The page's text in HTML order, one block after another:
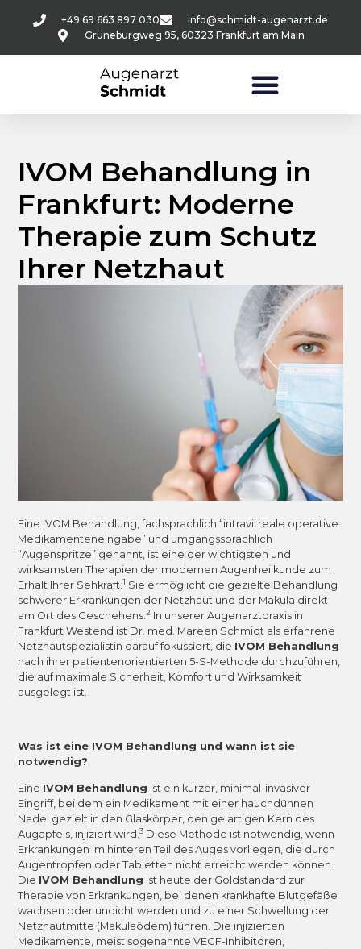
+49 69 663 897 030
info@schmidt-augenarzt.de
Grüneburgweg 95, 60323 Frankfurt am Main
IVOM Behandlung in
Frankfurt: Moderne
Therapie zum Schutz
Ihrer Netzhaut
Eine IVOM Behandlung, fachsprachlich “intravitreale operative
Medikamenteneingabe” und umgangssprachlich
“Augenspritze” genannt, ist eine der wichtigsten und
wirksamsten Therapien der modernen Augenheilkunde zum
Erhalt Ihrer Sehkraft. 1 Sie ermöglicht die gezielte Behandlung
schwerer Erkrankungen der Netzhaut und der Makula direkt
am Ort des Geschehens.2 In unserer Augenarztpraxis in
Frankfurt Westend ist Dr. med. Mareen Schmidt als erfahrene
Netzhautspezialistin darauf fokussiert, die IVOM Behandlung
nach ihrer patientenorientierten 5-S-Methode durchzuführen,
die auf maximale Sicherheit, Komfort und Wirksamkeit
ausgelegt ist.
Was ist eine IVOM Behandlung und wann ist sie
notwendig?
Eine IVOM Behandlung ist ein kurzer, minimal-invasiver
Eingriff, bei dem ein Medikament mit einer hauchdünnen
Nadel gezielt in den Glaskörper, den gelartigen Kern des
Augapfels, injiziert wird.3 Diese Methode ist notwendig, wenn
Erkrankungen im hinteren Teil des Auges vorliegen, die durch
Augentropfen oder Tabletten nicht erreicht werden können.
Die IVOM Behandlung ist heute der Goldstandard zur
Therapie von Erkrankungen, bei denen krankhafte Blutgefäße
wachsen oder undicht werden und zu einer Schwellung der
Netzhautmitte (Makulaödem) führen. Die injizierten
Medikamente, meist sogenannte VEGF-Inhibitoren,